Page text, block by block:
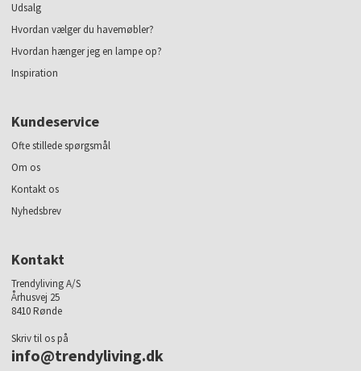
Udsalg
Hvordan vælger du havemøbler?
Hvordan hænger jeg en lampe op?
Inspiration
Kundeservice
Ofte stillede spørgsmål
Om os
Kontakt os
Nyhedsbrev
Kontakt
Trendyliving A/S
Århusvej 25
8410 Rønde
Skriv til os på
info@trendyliving.dk